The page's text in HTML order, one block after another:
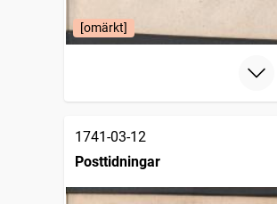
[omärkt]
1741-03-12
Posttidningar